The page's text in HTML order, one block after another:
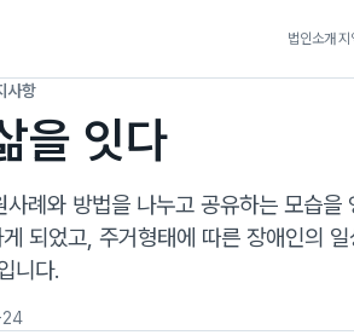
법인소개지
사항
을 잇다
례와 방법을 나누고 공유하는 모습을
되었고, 주거형태에 따른 장애인의 일
니다.